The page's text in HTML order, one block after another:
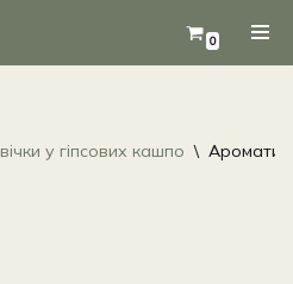
0
у гіпсових кашпо \